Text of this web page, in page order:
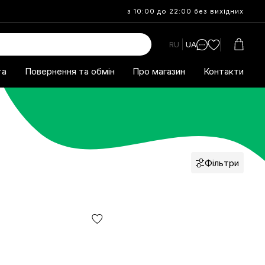
з 10:00 до 22:00 без вихідних
RU UA
Повернення та обмін Про магазин Контакти
Фільтри